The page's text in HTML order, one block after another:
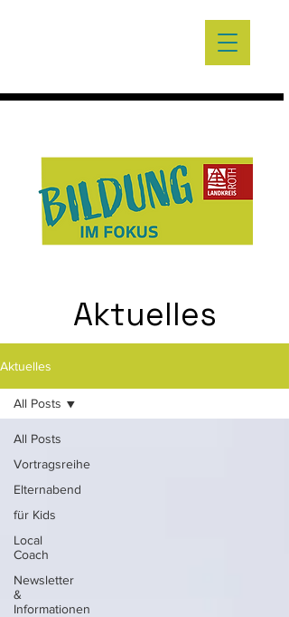
Aktuelles
Aktuelles
All Posts
Vortragsreihe
Elternabend
für Kids
Local
Coach
Newsletter
&
Informationen
All Posts